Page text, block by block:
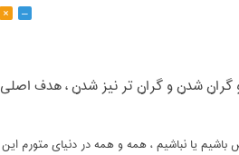
–
×
شدن و گران تر نیز شدن ، هدف اصلی
باشیم یا نباشیم ، همه و همه در دنیای متورم این